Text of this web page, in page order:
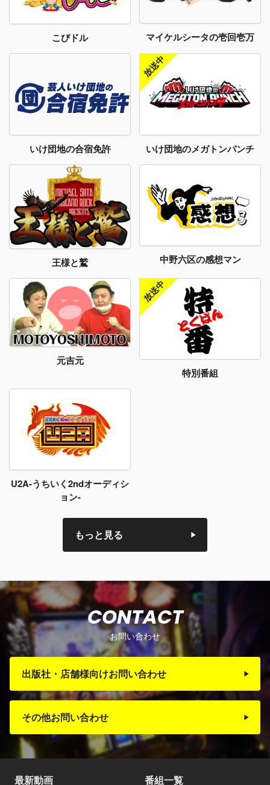
こびドル マイケルシータの壱回壱万
いけ団地の合宿免許 いけ団地のメガトンパンチ
王様と鷲 中野六区の感想マン
元吉元
特別番組
U2A-うちいく2ndオーディシ
ョン-
もっと見る
お問い合わせ
CONTACT
出版社・店舗様向けお問い合わせ
その他お問い合わせ
最新動画 番組一覧